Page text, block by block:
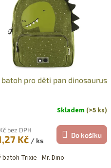
batoh pro děti pan dinosaurus
Skladem (>5 ks)
bez DPH
Kč / ks
Do košíku
Trixie - Mr. Dino